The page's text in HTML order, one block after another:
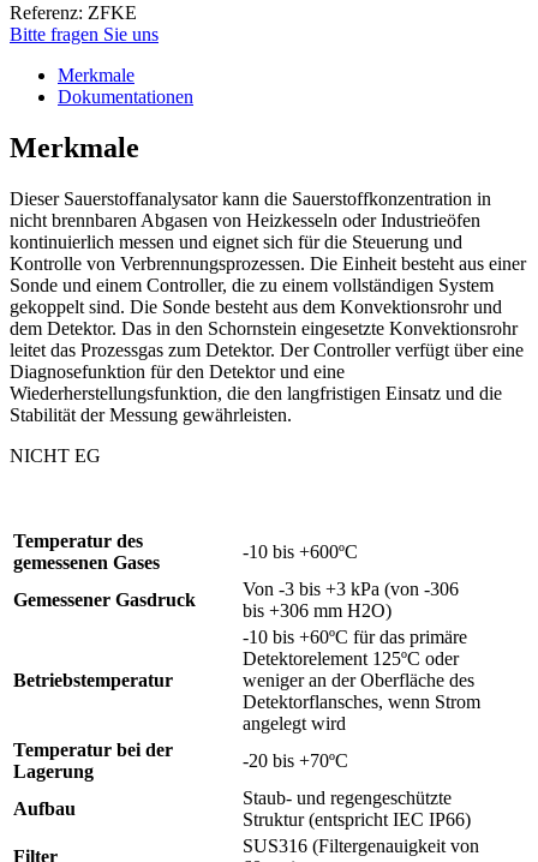
Referenz: ZFKE
Bitte fragen Sie uns
Merkmale
Dokumentationen
Merkmale
Dieser Sauerstoffanalysator kann die Sauerstoffkonzentration in
nicht brennbaren Abgasen von Heizkesseln oder Industrieöfen
kontinuierlich messen und eignet sich für die Steuerung und
Kontrolle von Verbrennungsprozessen. Die Einheit besteht aus einer
Sonde und einem Controller, die zu einem vollständigen System
gekoppelt sind. Die Sonde besteht aus dem Konvektionsrohr und
dem Detektor. Das in den Schornstein eingesetzte Konvektionsrohr
leitet das Prozessgas zum Detektor. Der Controller verfügt über eine
Diagnosefunktion für den Detektor und eine
Wiederherstellungsfunktion, die den langfristigen Einsatz und die
Stabilität der Messung gewährleisten.
NICHT EG
Temperatur des
gemessenen Gases
-10 bis +600ºC
Gemessener Gasdruck
Von -3 bis +3 kPa (von -306
bis +306 mm H2O)
Betriebstemperatur
-10 bis +60ºC für das primäre
Detektorelement 125ºC oder
weniger an der Oberfläche des
Detektorflansches, wenn Strom
angelegt wird
Temperatur bei der
Lagerung
-20 bis +70ºC
Aufbau
Staub- und regengeschützte
Struktur (entspricht IEC IP66)
Filter
SUS316 (Filtergenauigkeit von